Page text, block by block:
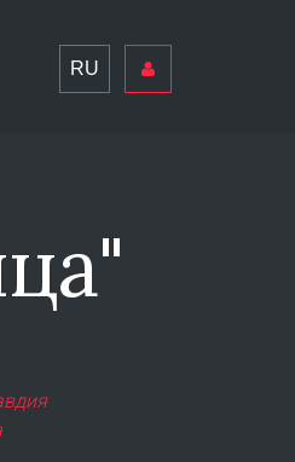
RU